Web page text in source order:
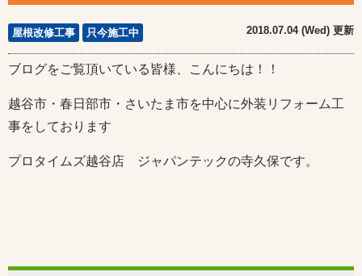
屋根改修工事 只今施工中 2018.07.04 (Wed) 更新
ブログをご覧頂いている皆様、こんにちは！！
越谷市・春日部市・さいたま市を中心に外装リフォーム工
事をしております
プロタイムズ越谷店 ジャパンテックの寺久保です。